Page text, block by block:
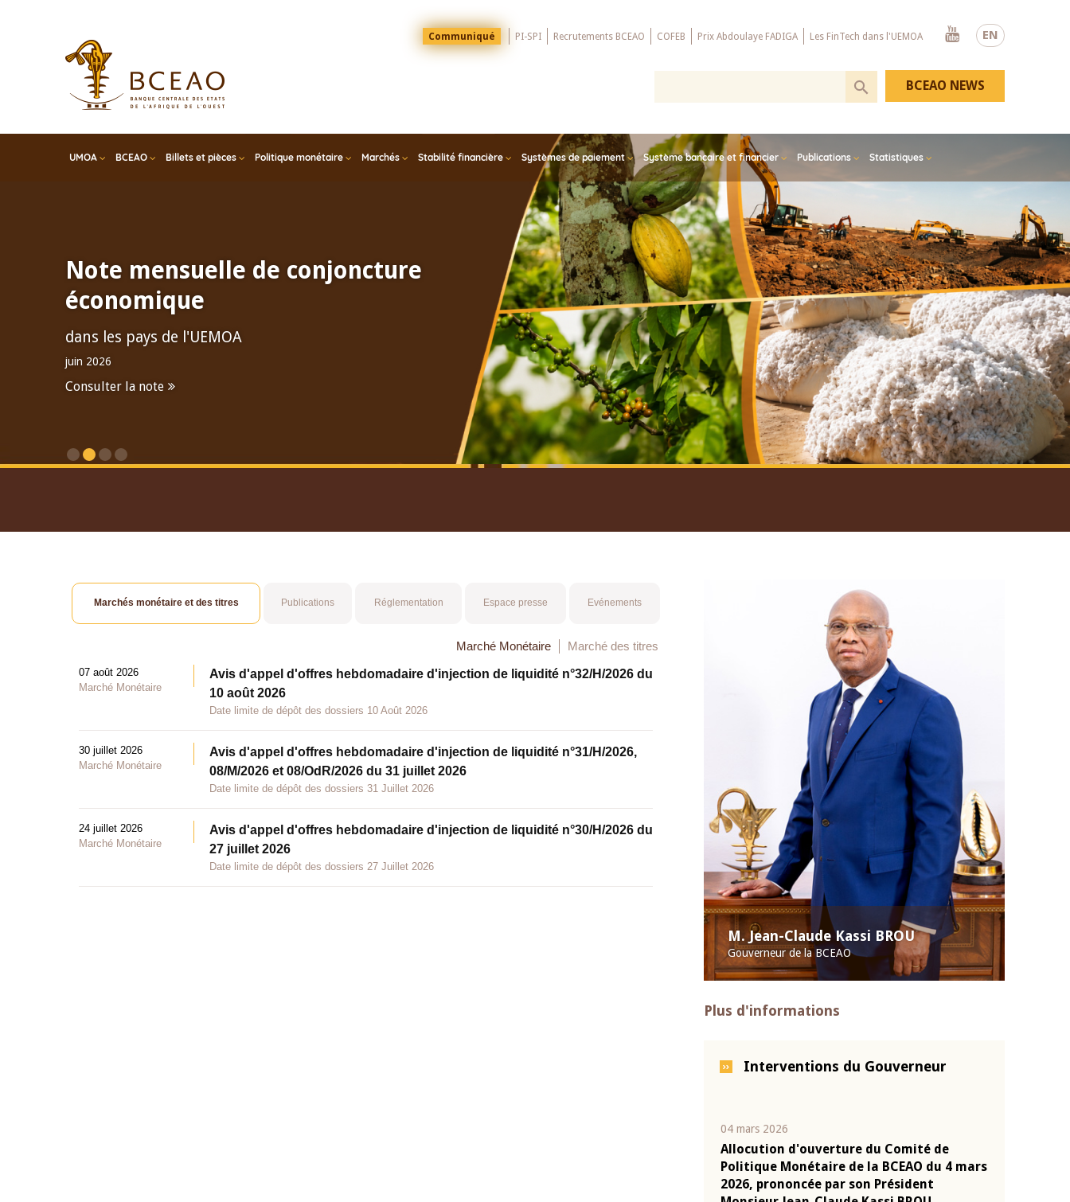
EN
Menu
Top
Communiqué PI-SPI Recrutements BCEAO COFEB Prix Abdoulaye FADIGA Les FinTech dans l'UEMOA
Youtube
UMOA BCEAO Billets et pièces Politique monétaire Marchés Stabilité financière Systèmes de paiement Système bancaire et financier Publications Statistiques
BCEAO NEWS
Note mensuelle de conjoncture
économique
dans les pays de l'UEMOA
juin 2026
Consulter la note
M. Jean-Claude Kassi BROU
Gouverneur de la BCEAO
Plus d'informations
Interventions du Gouverneur
04 mars 2026
Allocution d'ouverture du Comité de
Politique Monétaire de la BCEAO du 4 mars
2026, prononcée par son Président
Marchés monétaire et des titres Publications Réglementation Espace presse Evénements
Marché Monétaire Marché des titres
07 août 2026
Marché Monétaire
Avis d'appel d'offres hebdomadaire d'injection de liquidité n°32/H/2026 du
10 août 2026
Date limite de dépôt des dossiers 10 Août 2026
30 juillet 2026
Marché Monétaire
Avis d'appel d'offres hebdomadaire d'injection de liquidité n°31/H/2026,
08/M/2026 et 08/OdR/2026 du 31 juillet 2026
Date limite de dépôt des dossiers 31 Juillet 2026
24 juillet 2026
Marché Monétaire
Avis d'appel d'offres hebdomadaire d'injection de liquidité n°30/H/2026 du
27 juillet 2026
Date limite de dépôt des dossiers 27 Juillet 2026